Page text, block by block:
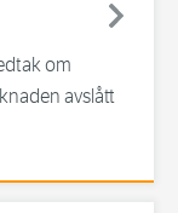
om
avslått